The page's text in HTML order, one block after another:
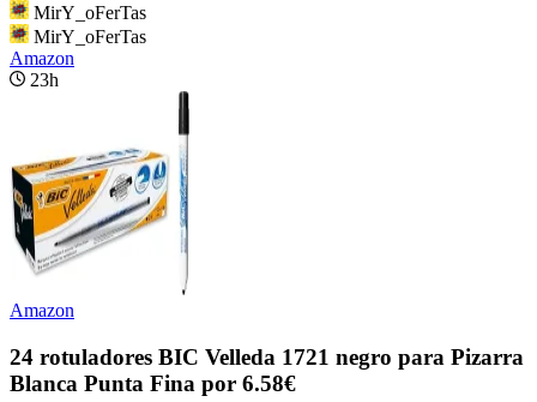
MirY_oFerTas
MirY_oFerTas
Amazon
23h
Amazon
24 rotuladores BIC Velleda 1721 negro para Pizarra
Blanca Punta Fina por 6.58€